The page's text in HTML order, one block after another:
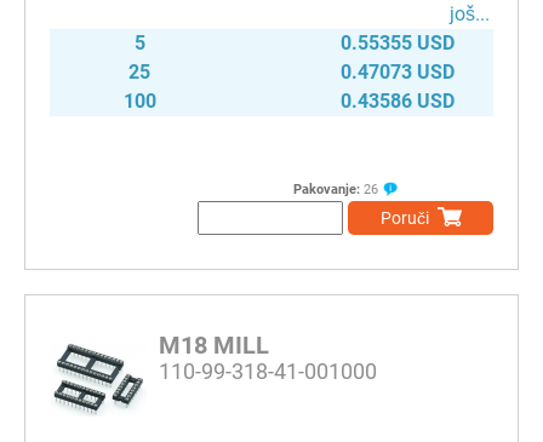
јоš...
5
0.55355 USD
25
0.47073 USD
100
0.43586 USD
Pakovanje: 26
Poruči
M18 MILL
110-99-318-41-001000